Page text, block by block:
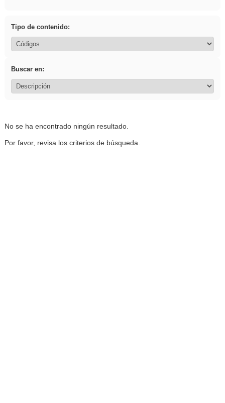
Tipo de contenido:
Buscar en:
No se ha encontrado ningún resultado.
Por favor, revisa los criterios de búsqueda.